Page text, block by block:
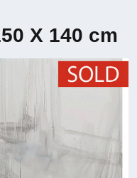
X 140 cm